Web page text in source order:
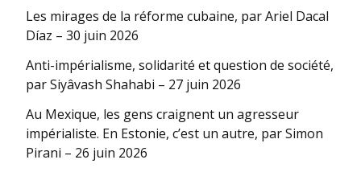
Les mirages de la réforme cubaine, par Ariel Dacal
Díaz – 30 juin 2026
Anti-impérialisme, solidarité et question de société,
par Siyâvash Shahabi – 27 juin 2026
Au Mexique, les gens craignent un agresseur
impérialiste. En Estonie, c’est un autre, par Simon
Pirani – 26 juin 2026